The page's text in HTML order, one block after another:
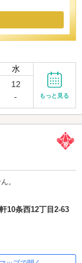
水
12
-
もっと見る
。
10条西12丁目2-63